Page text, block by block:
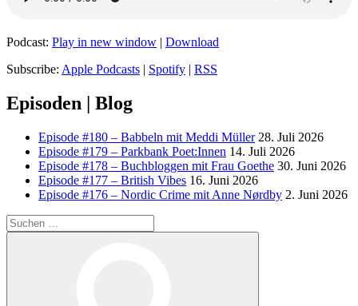
Podcast: Play in new window | Download
Subscribe: Apple Podcasts | Spotify | RSS
Episoden | Blog
Episode #180 – Babbeln mit Meddi Müller 28. Juli 2026
Episode #179 – Parkbank Poet:Innen 14. Juli 2026
Episode #178 – Buchbloggen mit Frau Goethe 30. Juni 2026
Episode #177 – British Vibes 16. Juni 2026
Episode #176 – Nordic Crime mit Anne Nørdby 2. Juni 2026
Suchen
nach: